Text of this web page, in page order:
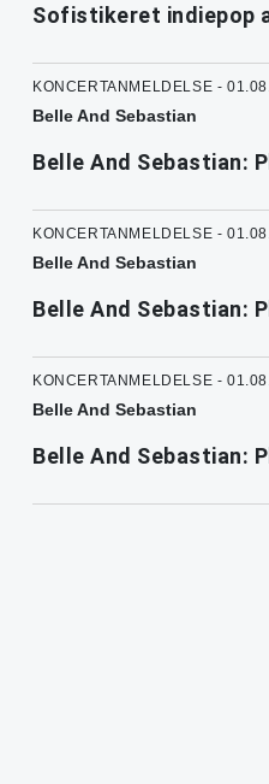
Sofistikeret indiepop
KONCERTANMELDELSE -
Belle And Sebastian
Belle And Sebastian:
KONCERTANMELDELSE -
Belle And Sebastian
Belle And Sebastian:
KONCERTANMELDELSE -
Belle And Sebastian
Belle And Sebastian: